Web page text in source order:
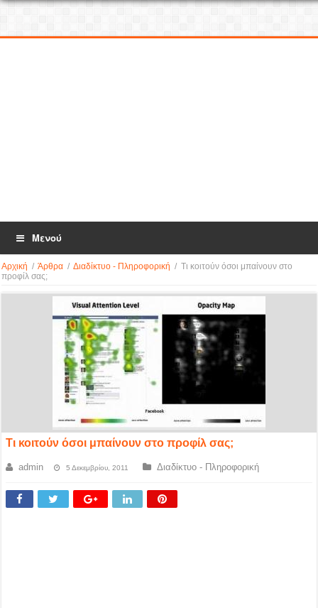
Μενού
Αρχική / Άρθρα / Διαδίκτυο - Πληροφορική / Τι κοιτούν όσοι μπαίνουν στο
προφίλ σας;
Τι κοιτούν όσοι μπαίνουν στο προφίλ σας;
admin 5 Δεκεμβρίου, 2011 Διαδίκτυο - Πληροφορική